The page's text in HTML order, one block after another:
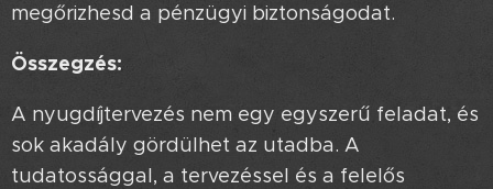
megőrizhesd a pénzügyi biztonságodat.
Összegzés:
A nyugdíjtervezés nem egy egyszerű feladat, és
sok akadály gördülhet az utadba. A
tudatossággal, a tervezéssel és a felelős